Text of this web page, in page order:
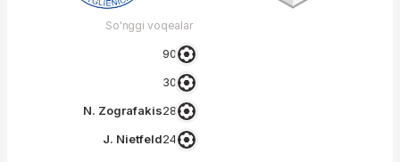
So'nggi voqealar
90′
30′
N. Zografakis28′
J. Nietfeld24′